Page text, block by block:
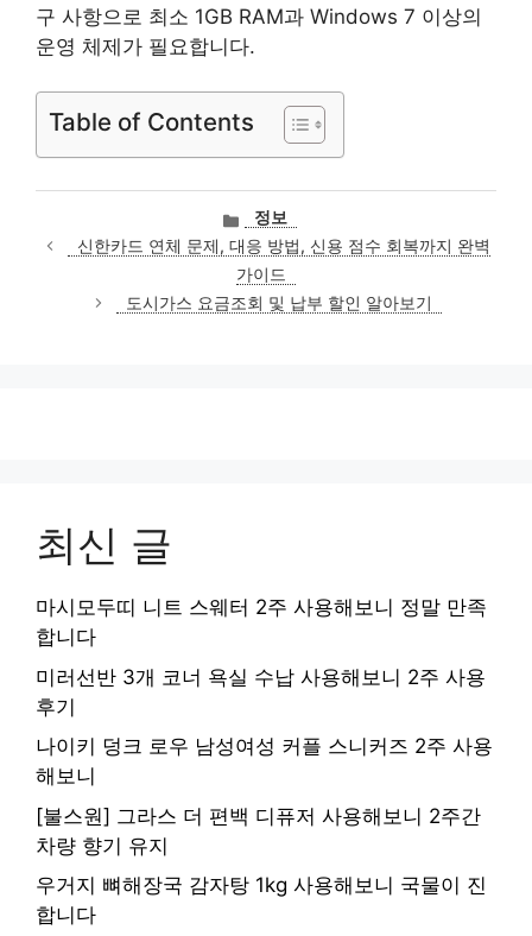
구 사항으로 최소 1GB RAM과 Windows 7 이상의
운영 체제가 필요합니다.
Table of Contents
카
테
고
리
정보
신한카드 연체 문제, 대응 방법, 신용 점수 회복까지 완벽
가이드
도시가스 요금조회 및 납부 할인 알아보기
최신 글
마시모두띠 니트 스웨터 2주 사용해보니 정말 만족
합니다
미러선반 3개 코너 욕실 수납 사용해보니 2주 사용
후기
나이키 덩크 로우 남성여성 커플 스니커즈 2주 사용
해보니
[불스원] 그라스 더 편백 디퓨저 사용해보니 2주간
차량 향기 유지
우거지 뼈해장국 감자탕 1kg 사용해보니 국물이 진
합니다